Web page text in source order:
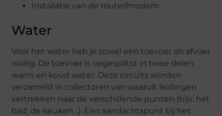
Installatie van de router/modem
Water
Voor het water heb je zowel een toevoer als afvoer
nodig. De toevoer is opgesplitst in twee delen:
warm en koud water. Deze circuits worden
verzameld in collectoren van waaruit leidingen
vertrekken naar de verschillende punten (bijv. het
bad, de keuken…). Een aandachtspunt bij het